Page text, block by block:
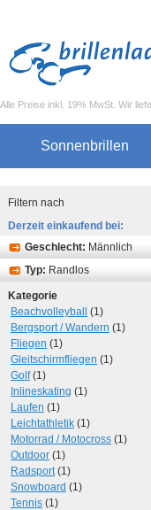
Alle Preise inkl. 19% MwSt. Wir
Sonnenbrillen
Filtern nach
Derzeit einkaufend bei:
Geschlecht: Männlich
Typ: Randlos
Kategorie
Beachvolleyball
(1)
Bergsport / Wandern (1)
Fliegen (1)
Gleitschirmfliegen (1)
Golf(1)
Inlineskating (1)
Laufen (1)
Leichtathletik (1)
Motorrad / Motocross (1)
Outdoor (1)
Radsport(1)
Snowboard (1)
Tennis (1)